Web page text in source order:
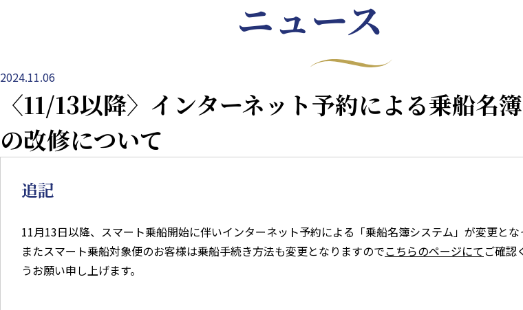
ニュース
2024.11.06
〈11/13以降〉インターネット予約による乗船名
の改修について
追記
11月13日以降、スマート乗船開始に伴いインターネット予約による「乗船名簿システム」が変更とな
またスマート乗船対象便のお客様は乗船手続き方法も変更となりますのでこちらのページにてご確認
うお願い申し上げます。